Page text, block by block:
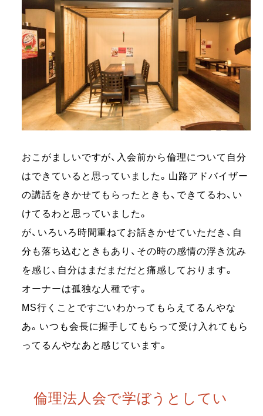
おこがましいですが、入会前から倫理について自分
はできていると思っていました。山路アドバイザー
の講話をきかせてもらったときも、できてるわ、い
けてるわと思っていました。
が、いろいろ時間重ねてお話きかせていただき、自
分も落ち込むときもあり、その時の感情の浮き沈み
を感じ、自分はまだまだだと痛感しております。
オーナーは孤独な人種です。
MS行くことですごいわかってもらえてるんやな
あ。いつも会長に握手してもらって受け入れてもら
ってるんやなあと感じています。
倫理法人会で学ぼうとしてい